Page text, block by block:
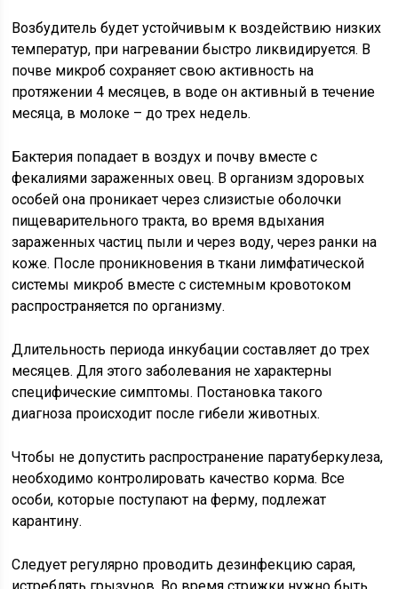
Возбудитель будет устойчивым к воздействию низких
температур, при нагревании быстро ликвидируется. В
почве микроб сохраняет свою активность на
протяжении 4 месяцев, в воде он активный в течение
месяца, в молоке – до трех недель.
Бактерия попадает в воздух и почву вместе с
фекалиями зараженных овец. В организм здоровых
особей она проникает через слизистые оболочки
пищеварительного тракта, во время вдыхания
зараженных частиц пыли и через воду, через ранки на
коже. После проникновения в ткани лимфатической
системы микроб вместе с системным кровотоком
распространяется по организму.
Длительность периода инкубации составляет до трех
месяцев. Для этого заболевания не характерны
специфические симптомы. Постановка такого
диагноза происходит после гибели животных.
Чтобы не допустить распространение паратуберкулеза,
необходимо контролировать качество корма. Все
особи, которые поступают на ферму, подлежат
карантину.
Следует регулярно проводить дезинфекцию сарая,
истреблять грызунов. Во время стрижки нужно быть